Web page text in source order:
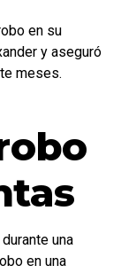
en su
y aseguró
meses.
una
en una